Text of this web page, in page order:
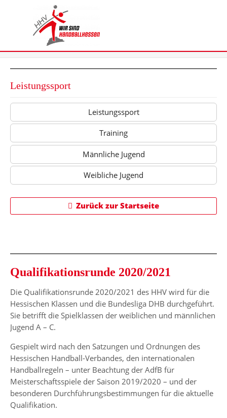
Leistungssport
Leistungssport
Training
Männliche Jugend
Weibliche Jugend
Zurück zur Startseite
Qualifikationsrunde 2020/2021
Die Qualifikationsrunde 2020/2021 des HHV wird für die
Hessischen Klassen und die Bundesliga DHB durchgeführt.
Sie betrifft die Spielklassen der weiblichen und männlichen
Jugend A – C.
Gespielt wird nach den Satzungen und Ordnungen des
Hessischen Handball-Verbandes, den internationalen
Handballregeln – unter Beachtung der AdfB für
Meisterschaftsspiele der Saison 2019/2020 – und der
besonderen Durchführungsbestimmungen für die aktuelle
Qualifikation.